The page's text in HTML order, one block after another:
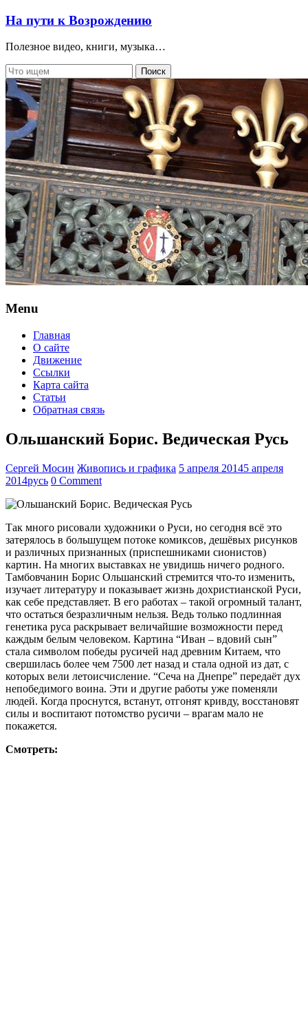
На пути к Возрождению
Полезное видео, книги, музыка…
Menu
Главная
О сайте
Движение
Ссылки
Карта сайта
Статьи
Обратная связь
Ольшанский Борис. Ведическая Русь
Сергей Мосин Живопись и графика 5 апреля 20145 апреля
2014русь 0 Comment
Так много рисовали художники о Руси, но сегодня всё это
затерялось в большущем потоке комиксов, дешёвых рисунков
и различных признанных (приспешниками сионистов)
картин. На многих выставках не увидишь ничего родного.
Тамбовчанин Борис Ольшанский стремится что-то изменить,
изучает литературу и показывает жизнь дохристианской Руси,
как себе представляет. В его работах – такой огромный талант,
что остаться безразличным нельзя. Ведь только подлинная
генетика руса раскрывает величайшие возможности перед
каждым белым человеком. Картина “Иван – вдовий сын”
стала символом победы русичей над древним Китаем, что
свершилась более чем 7500 лет назад и стала одной из дат, с
которых вели летоисчисление. “Сеча на Днепре” передаёт дух
непобедимого воина. Эти и другие работы уже поменяли
людей. Когда проснутся, встанут, отгонят кривду, восстановят
силы и воспитают потомство русичи – врагам мало не
покажется.
Смотреть: